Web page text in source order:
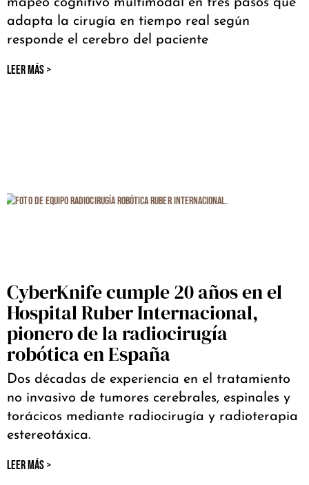
mapeo cognitivo multimodal en tres pasos que
adapta la cirugía en tiempo real según
responde el cerebro del paciente
LEER MÁS >
CyberKnife cumple 20 años en el
Hospital Ruber Internacional,
pionero de la radiocirugía
robótica en España
Dos décadas de experiencia en el tratamiento
no invasivo de tumores cerebrales, espinales y
torácicos mediante radiocirugía y radioterapia
estereotáxica.
LEER MÁS >